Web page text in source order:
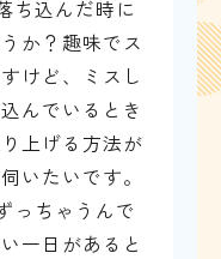
込んだ時に
か？趣味でス
けど、ミスし
んでいるとき
上げる方法が
いたいです。
っちゃうんで
一日があると